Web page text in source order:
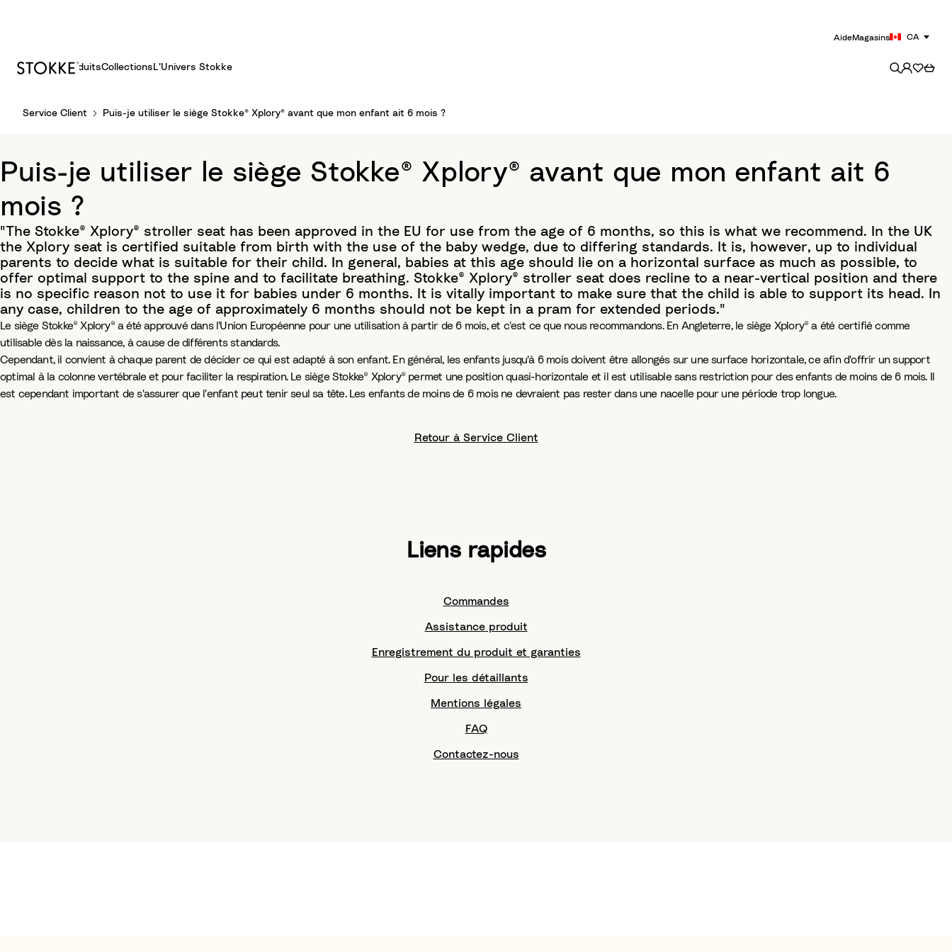
C
t
e
n
t
AideMagasins CA
ProduitsCollections L’Univers Stokke
Service Client Puis-je utiliser le siège Stokke® Xplory® avant que mon enfant ait 6 mois ?
Puis-je utiliser le siège Stokke® Xplory® avant que mon enfant ait 6
mois ?
"The Stokke® Xplory® stroller seat has been approved in the EU for use from the age of 6 months, so this is what we recommend. In the UK
the Xplory seat is certified suitable from birth with the use of the baby wedge, due to differing standards. It is, however, up to individual
parents to decide what is suitable for their child. In general, babies at this age should lie on a horizontal surface as much as possible, to
offer optimal support to the spine and to facilitate breathing. Stokke® Xplory® stroller seat does recline to a near-vertical position and there
is no specific reason not to use it for babies under 6 months. It is vitally important to make sure that the child is able to support its head. In
any case, children to the age of approximately 6 months should not be kept in a pram for extended periods."
Le siège Stokke® Xplory® a été approuvé dans l'Union Européenne pour une utilisation à partir de 6 mois, et c'est ce que nous recommandons. En Angleterre, le siège Xplory® a été certifié comme
utilisable dès la naissance, à cause de différents standards.
Cependant, il convient à chaque parent de décider ce qui est adapté à son enfant. En général, les enfants jusqu'à 6 mois doivent être allongés sur une surface horizontale, ce afin d'offrir un support
optimal à la colonne vertébrale et pour faciliter la respiration. Le siège Stokke® Xplory® permet une position quasi-horizontale et il est utilisable sans restriction pour des enfants de moins de 6 mois. Il
est cependant important de s'assurer que l'enfant peut tenir seul sa tête. Les enfants de moins de 6 mois ne devraient pas rester dans une nacelle pour une période trop longue.
Retour à Service Client
Liens rapides
Commandes
Assistance produit
Enregistrement du produit et garanties
Pour les détaillants
Mentions légales
FAQ
Contactez-nous